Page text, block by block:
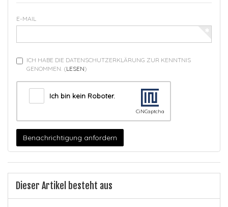
E-MAIL
ICH HABE DIE DATENSCHUTZERKLÄRUNG ZUR KENNTNIS
GENOMMEN. (LESEN)
Ich bin kein Roboter.
CiNCaptcha
Benachrichtigung anfordern
Dieser Artikel besteht aus